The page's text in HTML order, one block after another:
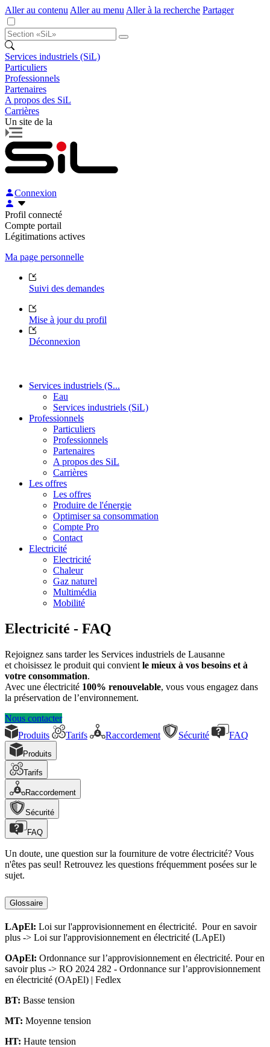
Aller au contenu Aller au menu Aller à la recherche Partager
Services industriels (SiL)
Particuliers
Professionnels
Partenaires
A propos des SiL
Carrières
Un site de la
Connexion
Profil connecté
Compte portail
Légitimations actives
Ma page personnelle
Suivi des demandes
Mise à jour du profil
Déconnexion
Services industriels (S...
Eau
Services industriels (SiL)
Professionnels
Particuliers
Professionnels
Partenaires
A propos des SiL
Carrières
Les offres
Les offres
Produire de l'énergie
Optimiser sa consommation
Compte Pro
Contact
Electricité
Electricité
Chaleur
Gaz naturel
Multimédia
Mobilité
Electricité - FAQ
Rejoignez sans tarder les Services industriels de Lausanne
et choisissez le produit qui convient le mieux à vos besoins et à
votre consommation.
Avec une électricité 100% renouvelable, vous vous engagez dans
la préservation de l’environnement.
Nous contacter
Produits
Tarifs Raccordement Sécurité FAQ
Produits
Tarifs
Raccordement
Sécurité
FAQ
Un doute, une question sur la fourniture de votre électricité? Vous
n'êtes pas seul! Retrouvez les questions fréquemment posées sur le
sujet.
Glossaire
LApEl: Loi sur l'approvisionnement en électricité. Pour en savoir
plus -> Loi sur l'approvisionnement en électricité (LApEl)
OApEl: Ordonnance sur l’approvisionnement en électricité. Pour en
savoir plus -> RO 2024 282 - Ordonnance sur l’approvisionnement
en électricité (OApEl) | Fedlex
BT: Basse tension
MT: Moyenne tension
HT: Haute tension